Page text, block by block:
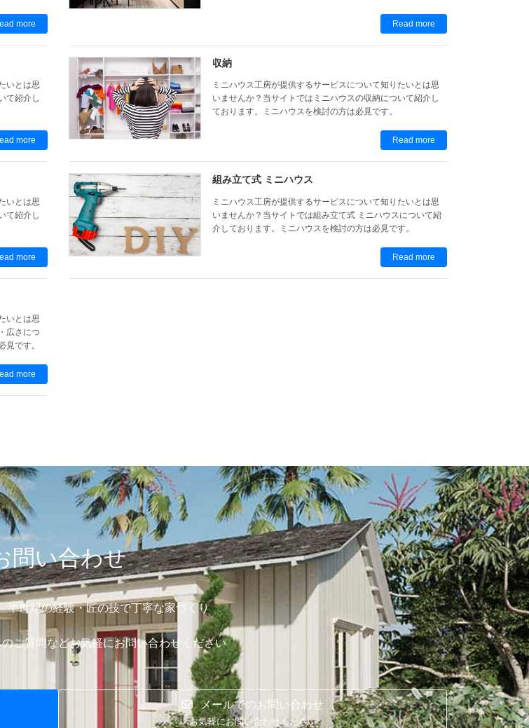
more Read more
いとは思
て紹介し
more
収納
ミニハウス工房が提供するサービスについて知りたいとは思
いませんか？当サイトではミニハウスの収納について紹介し
ております。ミニハウスを検討の方は必見です。
Read more
いとは思
て紹介し
more
組み立て式 ミニハウス
ミニハウス工房が提供するサービスについて知りたいとは思
いませんか？当サイトでは組み立て式 ミニハウスについて紹
介しております。ミニハウスを検討の方は必見です。
Read more
いとは思
広さにつ
見です。
more
問い合わせ
半世紀の経験・匠の技で丁寧な家づくり
ご質問などお気軽にお問い合わせください
メールでのお問い合わせ
お気軽にお問い合わせください